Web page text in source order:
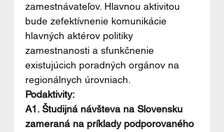
zamestnávateľov. Hlavnou aktivitou
bude zefektívnenie komunikácie
hlavných aktérov politiky
zamestnanosti a sfunkčnenie
existujúcich poradných orgánov na
regionálnych úrovniach.
Podaktivity:
A1. Študijná návšteva na Slovensku
zameraná na príklady podporovaného